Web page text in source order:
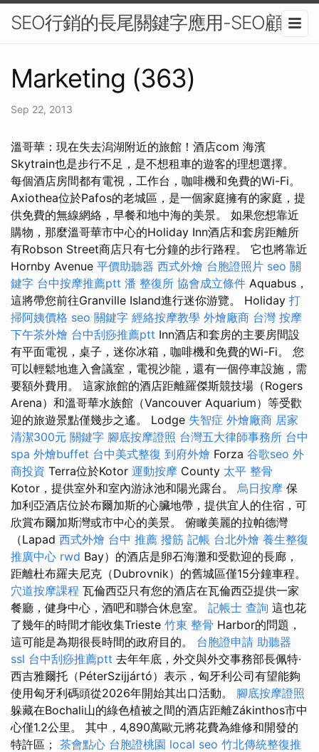
SEO行銷的長尾關鍵字應用-SEO顧問
Marketing (363)
Sep 22, 2013
溫哥華：現在失去潟湖附近的旅館！酒店com 海濱
Skytrain也是步行不足，是不想租車的遊客的理想選擇。
每個酒店房間都有電視，工作台，咖啡機和免費的Wi-Fi。
Axiothea位於Pafos的老城區，是一個家庭擁有的家庭，提
供免費的無線網絡，早餐和地中海的美景。 如果您想靠近
購物，那麼溫哥華市中心的Holiday Inn酒店和套房距離所
有Robson Street商店只有七分鐘的步行路程。 它也將靠近
Hornby Avenue 平價助聽器 西式外燴 台胞證照片 seo 關
鍵字 台中按摩推薦ptt 潘 整復所 協會成立條件 Aquabus，
這將帶您前往Granville Island進行迷你游覽。 Holiday 打
掃阿姨價格 seo 關鍵字 經絡按摩教學 外燴廠商 台灣 按摩
下午茶外燴 台中刮痧推薦ptt Inn酒店和套房的主要房間設
有平面電視，桌子，迷你冰箱，咖啡機和免費的Wi-Fi。 您
可以輕鬆地進入會議室，電視沙龍，還有一個停車設施，需
要額外費用。 這家旅館的酒店距離羅傑斯競技場（Rogers
Arena）和溫哥華水族館（Vancouver Aquarium）等受歡
迎的旅遊景點僅幾步之遙。 Lodge 失智症 外燴廠商 居家
清潔300元 關鍵字 腳底按摩證照 台灣五大律師事務所 台中
spa 外燴buffet 台中美式整復 到府外燴 Forza 谷歌seo 外
商投資 Terra位於Kotor 運動按摩 County 太平 整骨
Kotor，提供室外和室內游泳池和陽光露台。 烏日按摩 保
加利亞酒店位於布爾加斯的心臟地帶，提供宜人的住宿，可
欣賞布爾加斯灣或市中心的美景。 俯瞰美麗的拉帕德灣
（Lapad 西式外燴 台中 推薦 撥筋 記帳 台北外燴 養生整復
推廣中心 rwd Bay）的酒店是卵石海灘和受歡迎的長廊，
距離杜布羅夫尼克（Dubrovnik）的舊城區僅15分鐘車程。
穴道按摩課程 瓦倫西亞只有您的酒店在瓦倫西亞提供一家
餐廳，健身中心，酒吧和聯合休息室。 記帳士 查詢 這也花
了幾年的時間才能收集Trieste 竹東 整骨 Harbor的問題，
這可能是為期很長時間的政府目的。 台胞證申請 助聽器
ssl 台中刮痧推薦ptt 去年年底，外交與外交事務部長佩特·
西吉雅爾托（PéterSzijjártó）表示，匈牙利公司有望能夠
使用匈牙利碼頭從2026年開始其出口活動。 腳底按摩證照
躲藏在Bochali山的綠色植被之間的酒店距離Zákinthos市中
心僅1.2公里。 其中，4,890萬歐元將花費為維修和開發的
特許區； 茶會點心 台胞證桃園 local seo 竹北傳統整復推